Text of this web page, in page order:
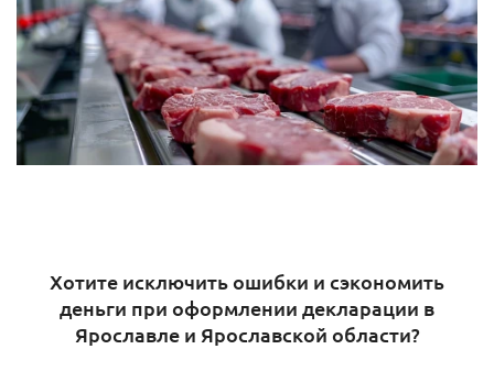
Хотите исключить ошибки и сэкономить
деньги при оформлении декларации в
Ярославле и Ярославской области?